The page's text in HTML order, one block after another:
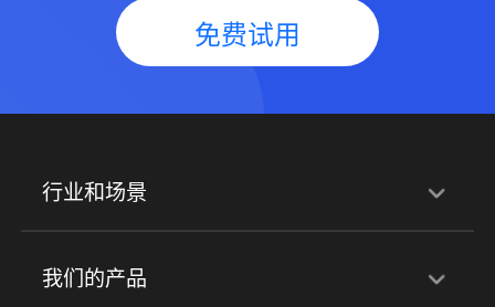
免费试用
行业和场景
行业解决方案
我们的产品